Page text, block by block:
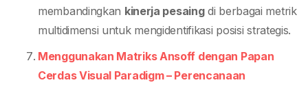
membandingkan kinerja pesaingdi berbagai metrik
multidimensi untuk mengidentifikasi posisi strategis.
Menggunakan Matriks Ansoff dengan Papan
Cerdas Visual Paradigm – Perencanaan